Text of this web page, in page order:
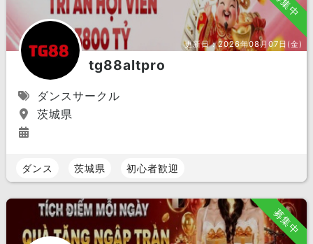
更新日：2026年08月07日(金)
tg88altpro
ダンスサークル
茨城県
ダンス 茨城県 初心者歓迎
募集中